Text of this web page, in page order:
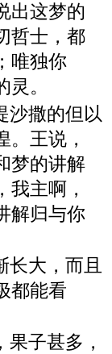
出这梦的
哲士，都
唯独你
。
撒的但以
。王说，
梦的讲解
我主啊，
解归与你
大，而且
都能看
子甚多，